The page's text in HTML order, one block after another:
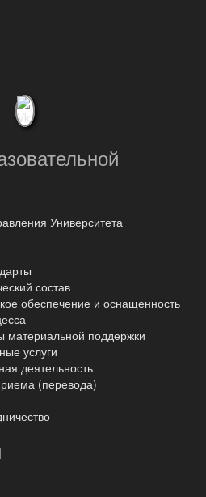
Университета
состав
обеспечение и оснащенность
материальной поддержки
услуги
деятельность
(перевода)